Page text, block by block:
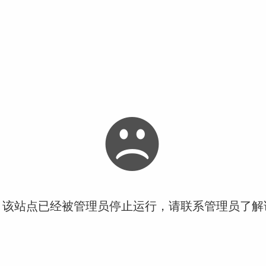
站点已经被管理员停止运行，请联系管理员了